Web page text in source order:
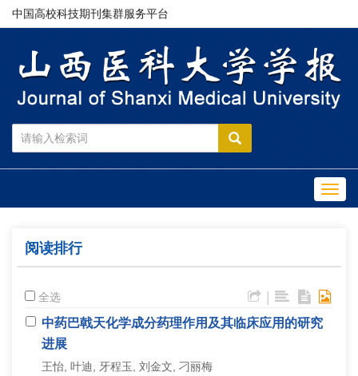
中国高校科技期刊集群服务平台
阅读排行
全选
中药巴戟天化学成分药理作用及其临床应用的研究
进展
王怡, 叶迪, 牙程玉, 刘金文, 刁丽梅